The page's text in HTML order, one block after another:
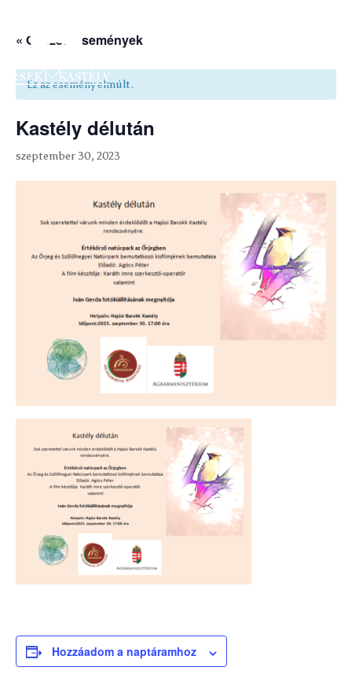
« Összes Események
Ez az esemény elmúlt.
Kastély délután
szeptember 30, 2023
Hozzáadom a naptáramhoz